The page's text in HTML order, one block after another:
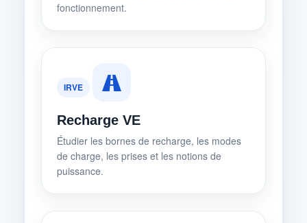
fonctionnement.
IRVE
Recharge VE
Étudier les bornes de recharge, les modes
de charge, les prises et les notions de
puissance.